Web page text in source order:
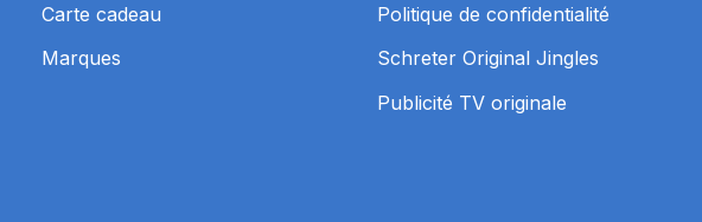
Carte cadeau
Marques
Politique de confidentialité
Schreter Original Jingles
Publicité TV originale